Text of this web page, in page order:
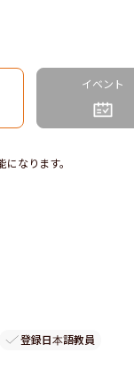
イベント
なります。
登録日本語教員